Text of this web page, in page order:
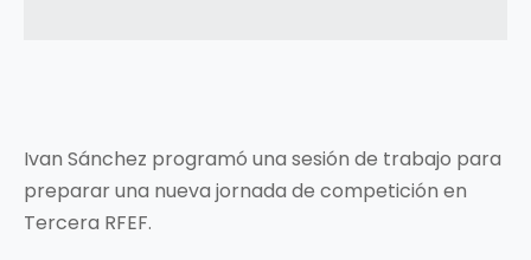
Ivan Sánchez programó una sesión de trabajo para
preparar una nueva jornada de competición en
Tercera RFEF.